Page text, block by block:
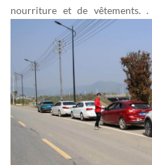
nourriture et de vêtements.